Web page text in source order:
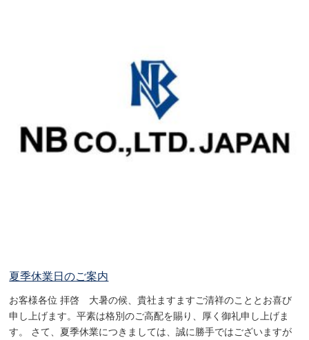
夏季休業日のご案内
お客様各位 拝啓 大暑の候、貴社ますますご清祥のこととお喜び
申し上げます。平素は格別のご高配を賜り、厚く御礼申し上げま
す。 さて、夏季休業につきましては、誠に勝手ではございますが